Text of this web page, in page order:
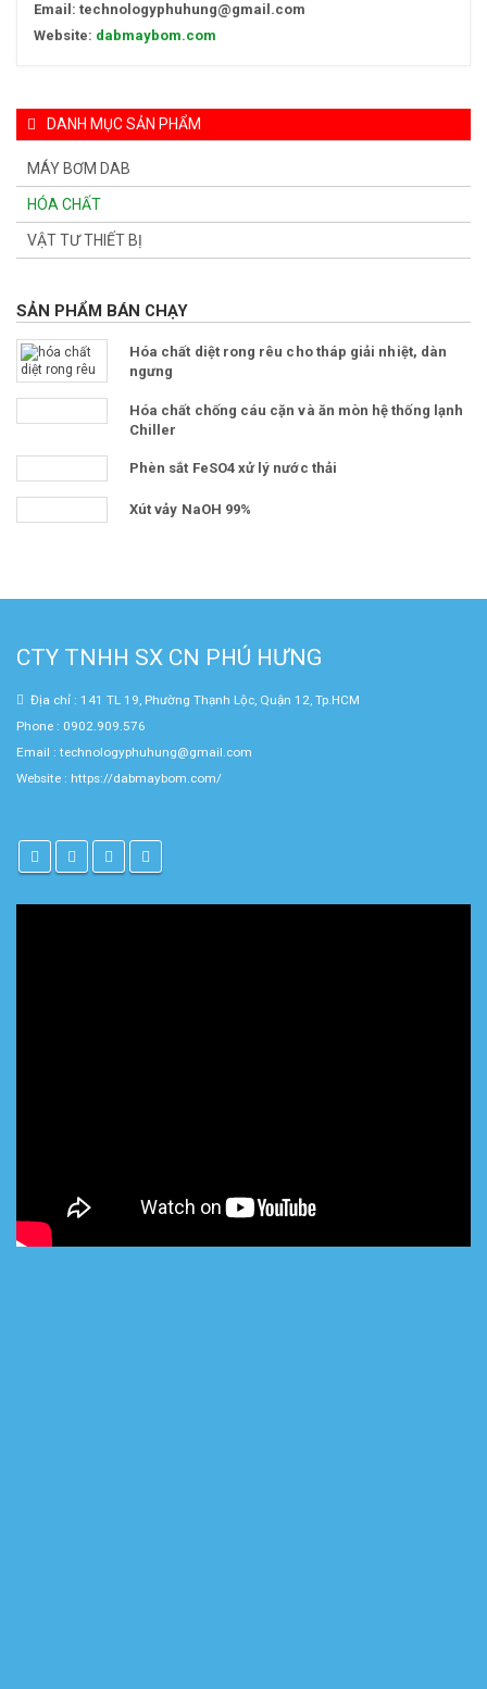
Email: technologyphuhung@gmail.com
Website: dabmaybom.com
DANH MỤC SẢN PHẨM
MÁY BƠM DAB
HÓA CHẤT
VẬT TƯ THIẾT BỊ
SẢN PHẨM BÁN CHẠY
Hóa chất diệt rong rêu cho tháp giải nhiệt, dàn
ngưng
Hóa chất chống cáu cặn và ăn mòn hệ thống lạnh
Chiller
Phèn sắt FeSO4 xử lý nước thải
Xút vảy NaOH 99%
CTY TNHH SX CN PHÚ HƯNG
Địa chỉ : 141 TL 19, Phường Thạnh Lộc, Quận 12, Tp.HCM
Phone : 0902.909.576
Email : technologyphuhung@gmail.com
Website : https://dabmaybom.com/